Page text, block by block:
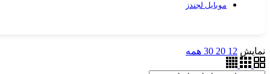
موبایل لجندز
نمایش 12
20
30 همه